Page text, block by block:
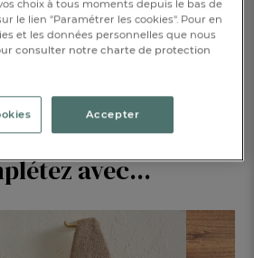
avec...
choix à tous moments depuis le bas de
le lien "Paramétrer les cookies". Pour en
et les données personnelles que nous
consulter notre charte de protection
Accepter